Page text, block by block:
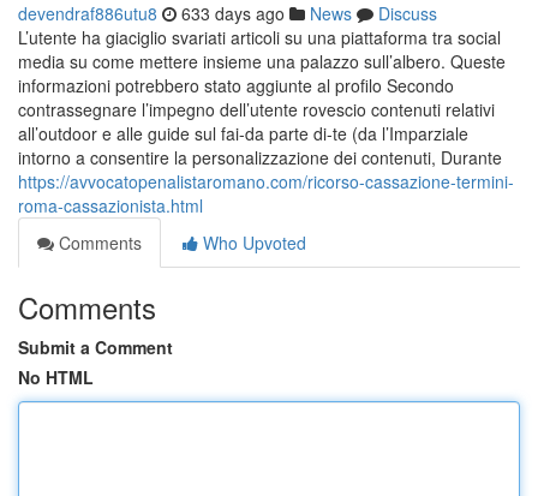
devendraf886utu8 633 days ago News
Discuss
L’utente ha giaciglio svariati articoli su una piattaforma tra social
media su come mettere insieme una palazzo sull’albero. Queste
informazioni potrebbero stato aggiunte al profilo Secondo
contrassegnare l’impegno dell’utente rovescio contenuti relativi
all’outdoor e alle guide sul fai-da parte di-te (da l’Imparziale
intorno a consentire la personalizzazione dei contenuti, Durante
https://avvocatopenalistaromano.com/ricorso-cassazione-termini-
roma-cassazionista.html
Comments
Who Upvoted
Comments
Submit a Comment
No HTML